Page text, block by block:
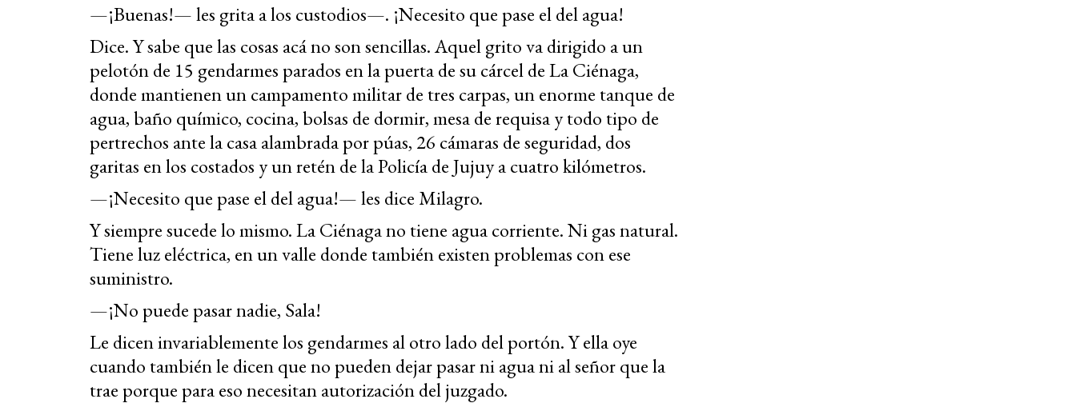
—¡Buenas!— les grita a los custodios—. ¡Necesito que pase el del agua!
Dice. Y sabe que las cosas acá no son sencillas. Aquel grito va dirigido a un
pelotón de 15 gendarmes parados en la puerta de su cárcel de La Ciénaga,
donde mantienen un campamento militar de tres carpas, un enorme tanque de
agua, baño químico, cocina, bolsas de dormir, mesa de requisa y todo tipo de
pertrechos ante la casa alambrada por púas, 26 cámaras de seguridad, dos
garitas en los costados y un retén de la Policía de Jujuy a cuatro kilómetros.
—¡Necesito que pase el del agua!— les dice Milagro.
Y siempre sucede lo mismo. La Ciénaga no tiene agua corriente. Ni gas natural.
Tiene luz eléctrica, en un valle donde también existen problemas con ese
suministro.
—¡No puede pasar nadie, Sala!
Le dicen invariablemente los gendarmes al otro lado del portón. Y ella oye
cuando también le dicen que no pueden dejar pasar ni agua ni al señor que la
trae porque para eso necesitan autorización del juzgado.